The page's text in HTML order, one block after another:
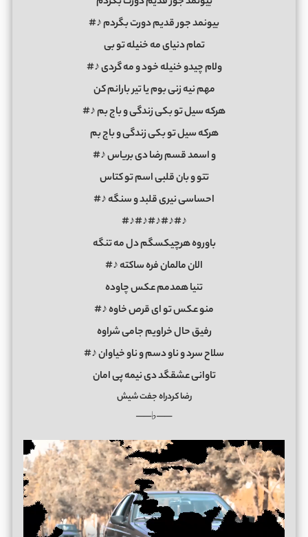
بیونمد جور قدیم دورت بگردم ♪#
تمام دنیای مه خنیله تو بی
ولام چیدو خنیله خود و مه گردی ♪#
مهم نیه زنی بوم یا تیر بارانم کن
هرکه سیل تو بکی زندگی و باج بم ♪#
هرکه سیل تو بکی زندگی و باج بم
و اسمد قسم رضا دی بریاس ♪#
تتو و بان قلبی اسم تو کتاس
احساسی نیری قلبد و سنگه ♪#
♪#♪#♪#♪#♪#
باوروه هرچیکسگم دل مه تنگه
الان مالمان فره ساکته ♪#
تنیا همدمم عکس چاوده
منو عکس تو ای قرص خاوه ♪#
رفیق حال خراویم جامی شراوه
سلاح سرد و ناو دسم و ناو خیاوان ♪#
تاوانی عشقگد دی نیمه پی امان
رضا کردراه جفت شیش
──♭──